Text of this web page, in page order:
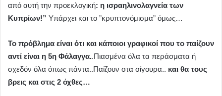
από αυτή την προεκλογική: η ισραηλινολαγνεία των
Κυπρίων!” Υπάρχει και το ”κρυπτονόμισμα” όμως…
Το πρόβλημα είναι ότι και κάποιοι γραφικοί που το παίζουν
αντί είναι η 5η Φάλαγγα..Πιασμένα όλα τα περάσματα ή
σχεδόν όλα όπως πάντα..Παίζουν στα σίγουρα.. και θα τους
βρεις και στις 2 όχθες…